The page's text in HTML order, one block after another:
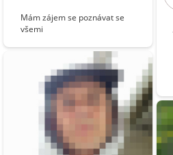
Mám zájem se poznávat se
všemi